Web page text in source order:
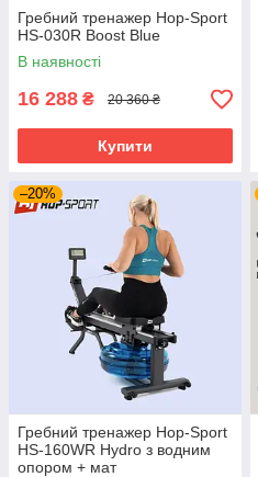
Гребний тренажер Hop-Sport
HS-030R Boost Blue
В наявності
16 288 ₴ 20 360 ₴
Купити
–20%
Гребний тренажер Hop-Sport
HS-160WR Hydro з водним
опором + мат